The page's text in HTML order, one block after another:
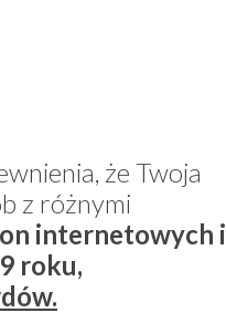
że Twoja
z różnymi
internetowych i
roku,